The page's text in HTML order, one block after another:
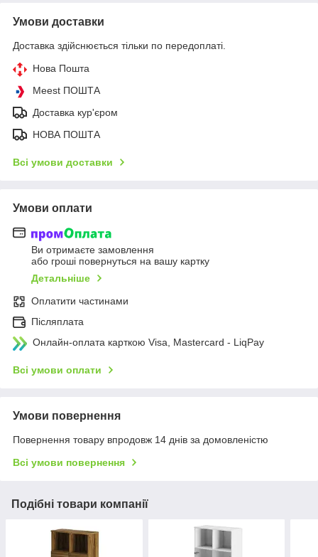
Умови доставки
Доставка здійснюється тільки по передоплаті.
Нова Пошта
Meest ПОШТА
Доставка кур'єром
НОВА ПОШТА
Всі умови доставки
Умови оплати
Ви отримаєте замовлення
або гроші повернуться на вашу картку
Детальніше
Оплатити частинами
Післяплата
Онлайн-оплата карткою Visa, Mastercard - LiqPay
Всі умови оплати
Умови повернення
Повернення товару впродовж 14 днів за домовленістю
Всі умови повернення
Подібні товари компанії